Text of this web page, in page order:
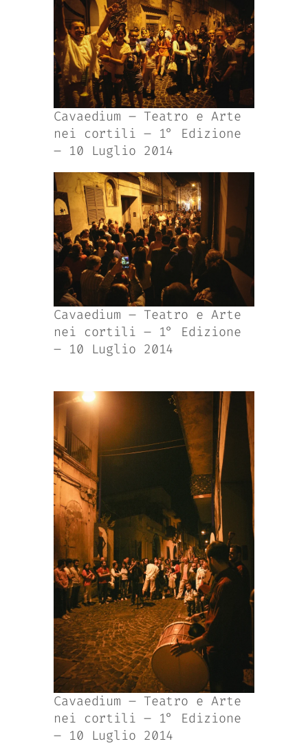
Cavaedium – Teatro e Arte
nei cortili – 1° Edizione
– 10 Luglio 2014
Cavaedium – Teatro e Arte
nei cortili – 1° Edizione
– 10 Luglio 2014
Cavaedium – Teatro e Arte
nei cortili – 1° Edizione
– 10 Luglio 2014